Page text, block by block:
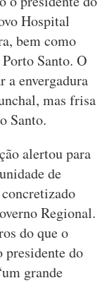
Hospital
bem como
Santo. O
a envergadura
mas frisa
Santo.
alertou para
de
Regional.
do que o
do
grande